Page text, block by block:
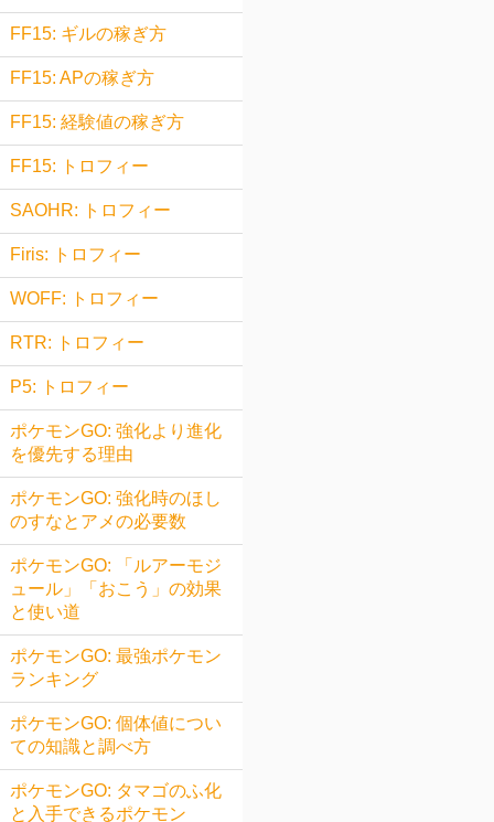
FF15: ギルの稼ぎ方
FF15: APの稼ぎ方
FF15: 経験値の稼ぎ方
FF15: トロフィー
SAOHR: トロフィー
Firis: トロフィー
WOFF: トロフィー
RTR: トロフィー
P5: トロフィー
ポケモンGO: 強化より進化
を優先する理由
ポケモンGO: 強化時のほし
のすなとアメの必要数
ポケモンGO: 「ルアーモジ
ュール」「おこう」の効果
と使い道
ポケモンGO: 最強ポケモン
ランキング
ポケモンGO: 個体値につい
ての知識と調べ方
ポケモンGO: タマゴのふ化
と入手できるポケモン